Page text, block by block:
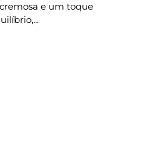
e um toque